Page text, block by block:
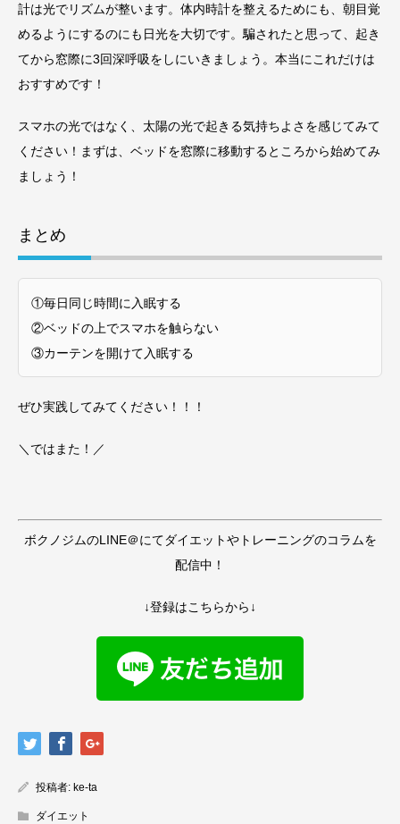
計は光でリズムが整います。体内時計を整えるためにも、朝目覚
めるようにするのにも日光を大切です。騙されたと思って、起き
てから窓際に3回深呼吸をしにいきましょう。本当にこれだけは
おすすめです！
スマホの光ではなく、太陽の光で起きる気持ちよさを感じてみて
ください！まずは、ベッドを窓際に移動するところから始めてみ
ましょう！
まとめ
①毎日同じ時間に入眠する
②ベッドの上でスマホを触らない
③カーテンを開けて入眠する
ぜひ実践してみてください！！！
＼ではまた！／
ボクノジムのLINE＠にてダイエットやトレーニングのコラムを
配信中！
↓登録はこちらから↓
投稿者: ke-ta
ダイエット